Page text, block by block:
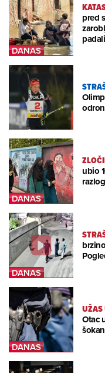
pred
ubio
UŽAS
Otac